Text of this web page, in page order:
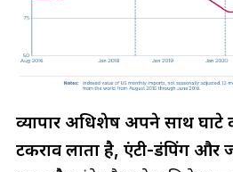
व्यापार अधिशेष अपने साथ घाटे
टकराव लाता है, एंटी-डंपिंग और